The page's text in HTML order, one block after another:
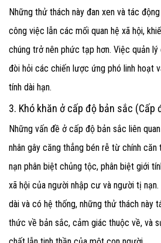
Những thử thách này đan xen và tác
công việc lẫn các mối quan hệ xã hội,
chúng trở nên phức tạp hơn. Việc quản
đòi hỏi các chiến lược ứng phó linh hoạt
tính dài hạn.
3. Khó khăn ở cấp độ bản sắc (Cấp
Những vấn đề ở cấp độ bản sắc liên
nhân gây căng thẳng bén rễ từ chính
nạn phân biệt chủng tộc, phân biệt giới
xã hội của người nhập cư và người tị
dài và có hệ thống, những thử thách này
thức về bản sắc, cảm giác thuộc về, và